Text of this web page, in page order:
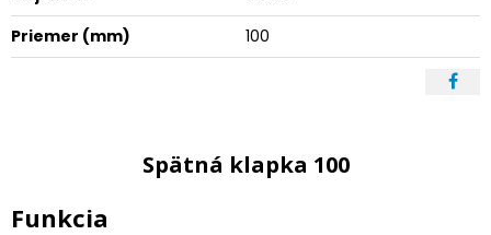
Priemer (mm)
100
Spätná klapka 100
Funkcia